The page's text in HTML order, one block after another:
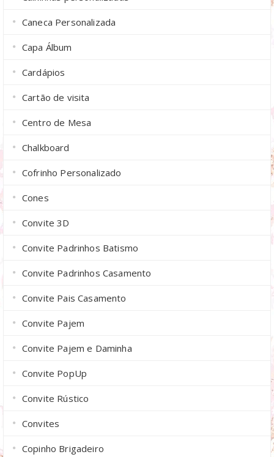
Caneca Personalizada
Capa Álbum
Cardápios
Cartão de visita
Centro de Mesa
Chalkboard
Cofrinho Personalizado
Cones
Convite 3D
Convite Padrinhos Batismo
Convite Padrinhos Casamento
Convite Pais Casamento
Convite Pajem
Convite Pajem e Daminha
Convite PopUp
Convite Rústico
Convites
Copinho Brigadeiro